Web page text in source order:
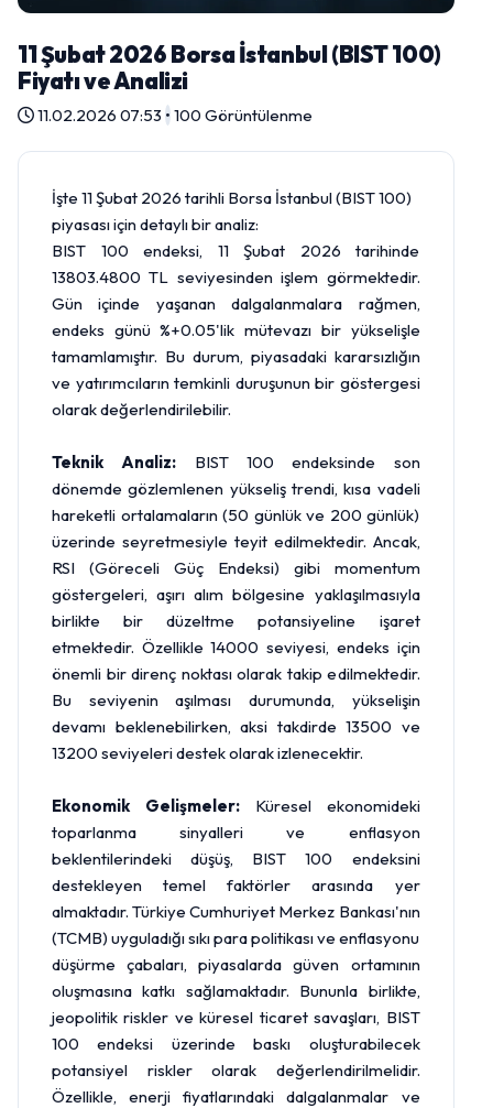
11 Şubat 2026 Borsa İstanbul (BIST 100)
Fiyatı ve Analizi
11.02.2026 07:53 •100 Görüntülenme
İşte 11 Şubat 2026 tarihli Borsa İstanbul (BIST 100)
piyasası için detaylı bir analiz:
BIST 100 endeksi, 11 Şubat 2026 tarihinde
13803.4800 TL seviyesinden işlem görmektedir.
Gün içinde yaşanan dalgalanmalara rağmen,
endeks günü %+0.05'lik mütevazı bir yükselişle
tamamlamıştır. Bu durum, piyasadaki kararsızlığın
ve yatırımcıların temkinli duruşunun bir göstergesi
olarak değerlendirilebilir.
Teknik Analiz: BIST 100 endeksinde son
dönemde gözlemlenen yükseliş trendi, kısa vadeli
hareketli ortalamaların (50 günlük ve 200 günlük)
üzerinde seyretmesiyle teyit edilmektedir. Ancak,
RSI (Göreceli Güç Endeksi) gibi momentum
göstergeleri, aşırı alım bölgesine yaklaşılmasıyla
birlikte bir düzeltme potansiyeline işaret
etmektedir. Özellikle 14000 seviyesi, endeks için
önemli bir direnç noktası olarak takip edilmektedir.
Bu seviyenin aşılması durumunda, yükselişin
devamı beklenebilirken, aksi takdirde 13500 ve
13200 seviyeleri destek olarak izlenecektir.
Ekonomik Gelişmeler:Küresel ekonomideki
toparlanma sinyalleri ve enflasyon
beklentilerindeki düşüş, BIST 100 endeksini
destekleyen temel faktörler arasında yer
almaktadır. Türkiye Cumhuriyet Merkez Bankası'nın
(TCMB) uyguladığı sıkı para politikası ve enflasyonu
düşürme çabaları, piyasalarda güven ortamının
oluşmasına katkı sağlamaktadır. Bununla birlikte,
jeopolitik riskler ve küresel ticaret savaşları, BIST
100 endeksi üzerinde baskı oluşturabilecek
potansiyel riskler olarak değerlendirilmelidir.
Özellikle, enerji fiyatlarındaki dalgalanmalar ve